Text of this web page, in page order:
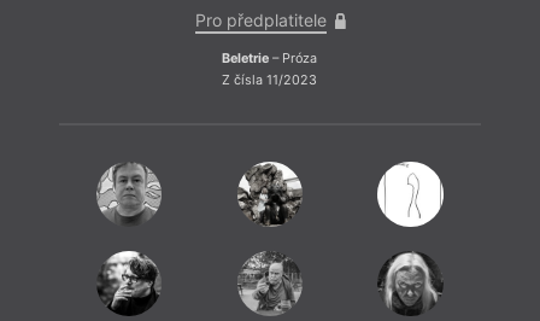
Pro předplatitele
Beletrie – Próza
Z čísla 11/2023